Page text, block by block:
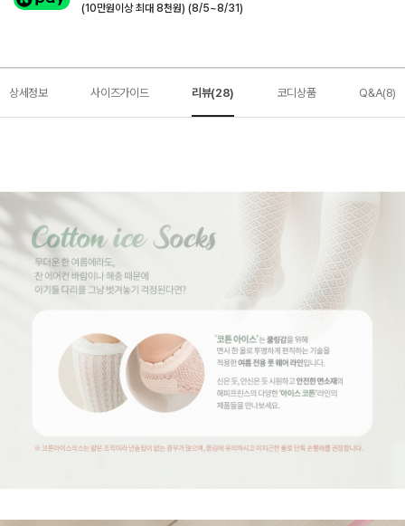
(10만원이상 최대 8천원) (8/5~8/31)
상세정보 사이즈가이드 리뷰(28) 코디상품 Q&A(8)